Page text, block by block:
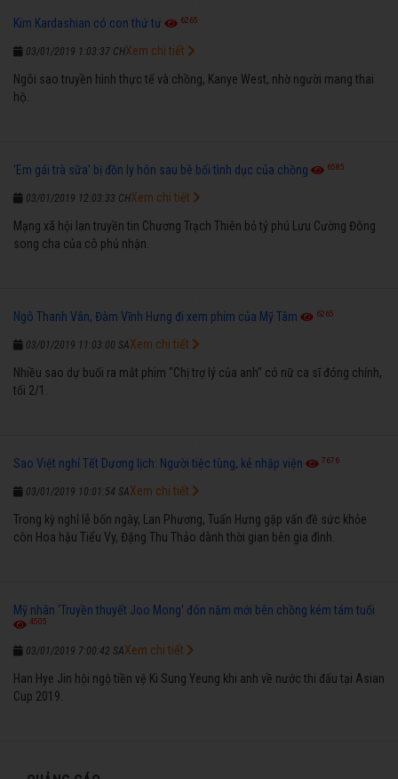
Kim Kardashian có con thứ tư 6265
03/01/2019 1:03:37 CH
Ngôi sao truyền hình thực tế và chồng, Kanye West, nhờ người mang thai
hộ.
Xem chi tiết
'Em gái trà sữa' bị đồn ly hôn sau bê bối tình dục của chồng 6585
03/01/2019 12:03:33 CH
Mạng xã hội lan truyền tin Chương Trạch Thiên bỏ tỷ phú Lưu Cường Đông
song cha của cô phủ nhận.
Xem chi tiết
Ngô Thanh Vân, Đàm Vĩnh Hưng đi xem phim của Mỹ Tâm 6265
03/01/2019 11:03:00 SA
Nhiều sao dự buổi ra mắt phim "Chị trợ lý của anh" có nữ ca sĩ đóng chính,
tối 2/1.
Xem chi tiết
Sao Việt nghỉ Tết Dương lịch: Người tiệc tùng, kẻ nhập viện 7676
03/01/2019 10:01:54 SA
Trong kỳ nghỉ lễ bốn ngày, Lan Phương, Tuấn Hưng gặp vấn đề sức khỏe
còn Hoa hậu Tiểu Vy, Đặng Thu Thảo dành thời gian bên gia đình.
Xem chi tiết
Mỹ nhân 'Truyền thuyết Joo Mong' đón năm mới bên chồng kém tám tuổi
4505
03/01/2019 7:00:42 SA
Han Hye Jin hội ngộ tiền vệ Ki Sung Yeung khi anh về nước thi đấu tại Asian
Cup 2019.
Xem chi tiết